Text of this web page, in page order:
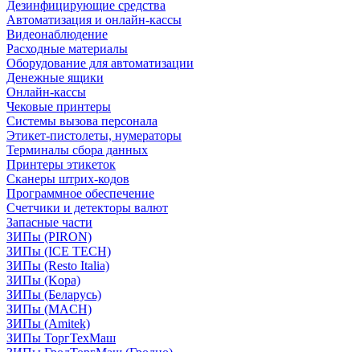
Дезинфицирующие средства
Автоматизация и онлайн-кассы
Видеонаблюдение
Расходные материалы
Оборудование для автоматизации
Денежные ящики
Онлайн-кассы
Чековые принтеры
Системы вызова персонала
Этикет-пистолеты, нумераторы
Терминалы сбора данных
Принтеры этикеток
Сканеры штрих-кодов
Программное обеспечение
Счетчики и детекторы валют
Запасные части
ЗИПы (PIRON)
ЗИПы (ICE TECH)
ЗИПы (Resto Italia)
ЗИПы (Kopa)
ЗИПы (Беларусь)
ЗИПы (MACH)
ЗИПы (Amitek)
ЗИПы ТоргТехМаш